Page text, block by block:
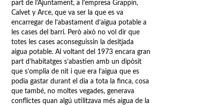
part de l’Ajuntament, a l’empresa Grappin,
Calvet y Arce, que va ser la que es va
encarregar de l’abastament d’aigua potable a
les cases del barri. Però això no vol dir que
totes les cases aconseguissin la desitjada
aigua potable. Al voltant del 1973 encara gran
part d’habitatges s’abastien amb un dipòsit
que s’omplia de nit i que era l’aigua que es
podia gastar durant el dia a tota la finca, cosa
que també, no moltes vegades, generava
conflictes quan algú utilitzava més aigua de la